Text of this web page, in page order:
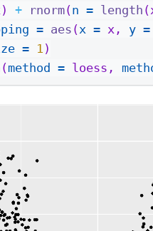
+ rnorm(n = length
= aes (x = x, y =
= 1 )
(method = loess,